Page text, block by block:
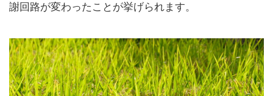
謝回路が変わったことが挙げられます。